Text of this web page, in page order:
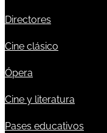
Directores
Cine clásico
Ópera
Cine y literatura
Pases educativos